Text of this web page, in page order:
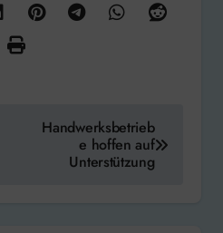
Handwerksbetrieb
e hoffen auf
Unterstützung